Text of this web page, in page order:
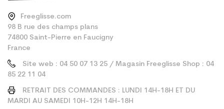
Freeglisse.com
98 B rue des champs plans
74800 Saint-Pierre en Faucigny
France
Site web : 04 50 07 13 25 / Magasin Freeglisse Shop : 04
85 22 11 04
RETRAIT DES COMMANDES : LUNDI 14H-18H ET DU
MARDI AU SAMEDI 10H-12H 14H-18H